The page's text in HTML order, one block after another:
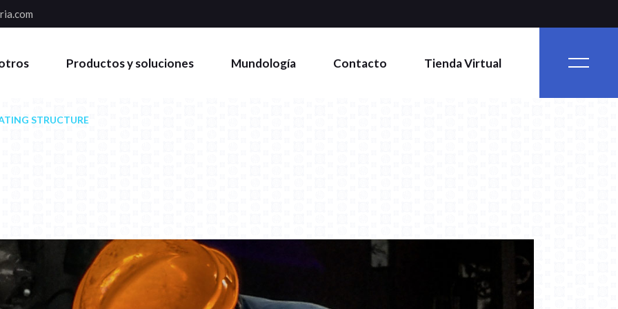
Productos y soluciones Mundología Contacto Tienda Virtual
STRUCTURE